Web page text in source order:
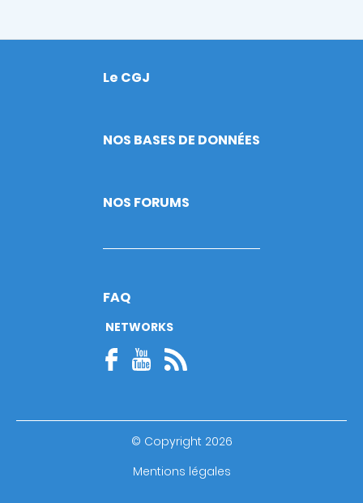
Footer
Le CGJ
NOS BASES DE DONNÉES
NOS FORUMS
FAQ
NETWORKS
© Copyright 2026
Mentions légales